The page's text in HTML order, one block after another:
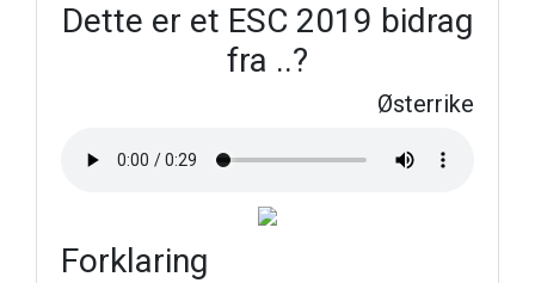
Dette er et ESC 2019 bidrag
fra ..?
Østerrike
Forklaring